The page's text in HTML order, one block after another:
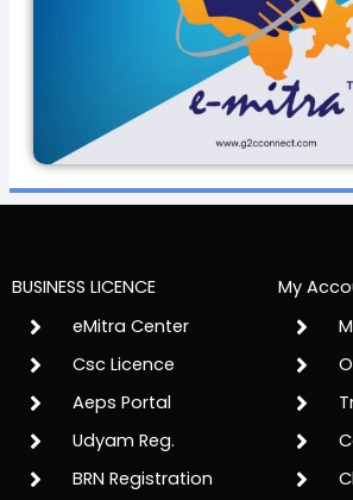
BUSINESS LICENCE
eMitra Center
Csc Licence
Aeps Portal
Udyam Reg.
BRN Registration
My